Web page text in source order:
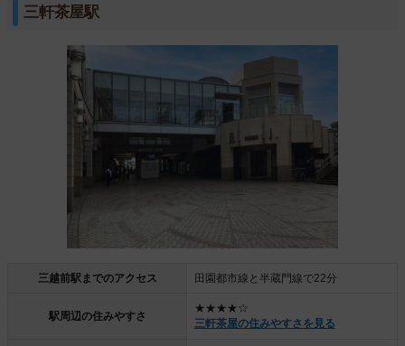
三軒茶屋駅
三越前駅までのアクセス 田園都市線と半蔵門線で22分
駅周辺の住みやすさ
★★★★☆
三軒茶屋の住みやすさを見る